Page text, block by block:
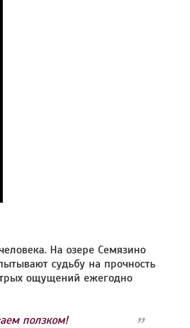
На озере Семязино
судьбу на прочность
ощущений ежегодно
ползком!